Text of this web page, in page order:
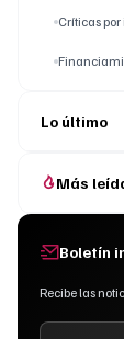
Críticas
Lo último
Más
Boletín
Recibe las